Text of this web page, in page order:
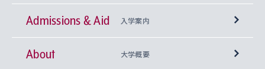
文学部
総合人間科学部
上智大学の全学共通教育
基盤教育センター
上智大学の語学教育
キリスト教文化研究所
中世思想研究所
Sophia Open Research Weeks (SORW)
産官学連携
学期区分と授業時間割
課外活動
Admissions & Aid 入学案内
上智大学で取得できる学位
About 大学概要